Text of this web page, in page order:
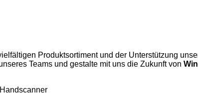
Produktsortiment und der Unterstützung
Teams und gestalte mit uns die Zukunft von